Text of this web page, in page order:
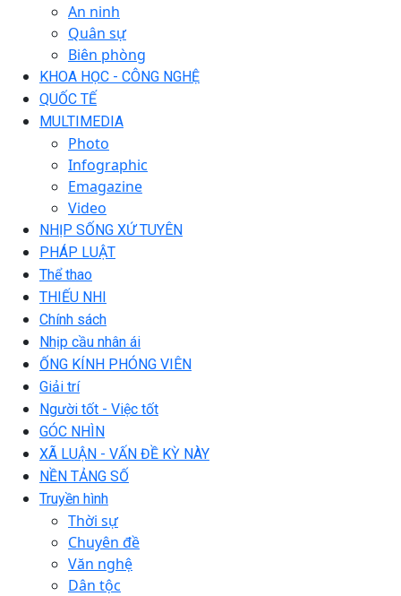
An ninh
Quân sự
Biên phòng
KHOA HỌC - CÔNG NGHỆ
QUỐC TẾ
MULTIMEDIA
Photo
Infographic
Emagazine
Video
NHỊP SỐNG XỨ TUYÊN
PHÁP LUẬT
Thể thao
THIẾU NHI
Chính sách
Nhịp cầu nhân ái
ỐNG KÍNH PHÓNG VIÊN
Giải trí
Người tốt - Việc tốt
GÓC NHÌN
XÃ LUẬN - VẤN ĐỀ KỲ NÀY
NỀN TẢNG SỐ
Truyền hình
Thời sự
Chuyên đề
Văn nghệ
Dân tộc